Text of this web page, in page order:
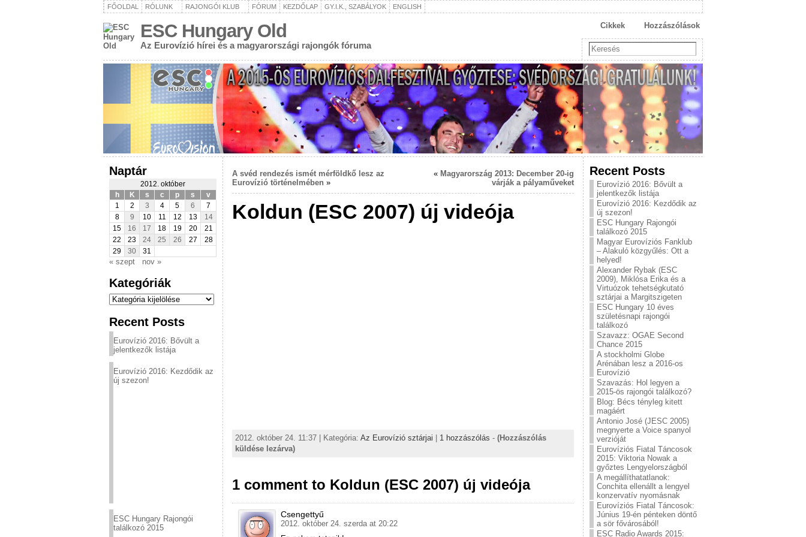
FŐOLDAL RÓLUNK RAJONGÓI KLUB FÓRUM KEZDŐLAP GY.I.K., SZABÁLYOK ENGLISH
ESC Hungary Old
Az Eurovízió hírei és a magyarországi rajongók fóruma
Hozzászólások
Cikkek
Naptár
2012. október
h
K s c p s
v
1
2 3 4 5 6
7
8
9 10 11 12 13
14
15
16 17 18 19 20
21
22
23 24 25 26 27
28
29
30 31
« szept nov »
Kategóriák
Kategóriák
Recent Posts
Eurovízió 2016: Bővült a
jelentkezők listája
Eurovízió 2016: Kezdődik az
új szezon!
ESC Hungary Rajongói
találkozó 2015
A svéd rendezés ismét mérföldkő lesz az
Eurovízió történelmében »
« Magyarország 2013: December 20-ig
várják a pályaműveket
Koldun (ESC 2007) új videója
2012. október 24. 11:37 | Kategória: Az Eurovízió sztárjai | 1 hozzászólás - (Hozzászólás
küldése lezárva)
1 comment to Koldun (ESC 2007) új videója
Csengettyű
2012. október 24. szerda at 20:22
Recent Posts
Eurovízió 2016: Bővült a
jelentkezők listája
Eurovízió 2016: Kezdődik az
új szezon!
ESC Hungary Rajongói
találkozó 2015
Magyar Eurovíziós Fanklub
– Alakuló közgyűlés: Ott a
helyed!
Alexander Rybak (ESC
2009), Miklósa Erika és a
Virtuózok tehetségkutató
sztárjai a Margitszigeten
ESC Hungary 10 éves
születésnapi rajongói
találkozó
Szavazz: OGAE Second
Chance 2015
A stockholmi Globe
Arénában lesz a 2016-os
Eurovízió
Szavazás: Hol legyen a
2015-ös rajongói találkozó?
Blog: Bécs tényleg kitett
magáért
Antonio José (JESC 2005)
megnyerte a Voice spanyol
verzióját
Eurovíziós Fiatal Táncosok
2015: Viktoria Nowak a
győztes Lengyelországból
A megállíthatatlanok:
Conchita ellenállt a lengyel
konzervatív nyomásnak
Eurovíziós Fiatal Táncosok:
Június 19-én pénteken döntő
a sör fővárosából!
ESC Radio Awards 2015: